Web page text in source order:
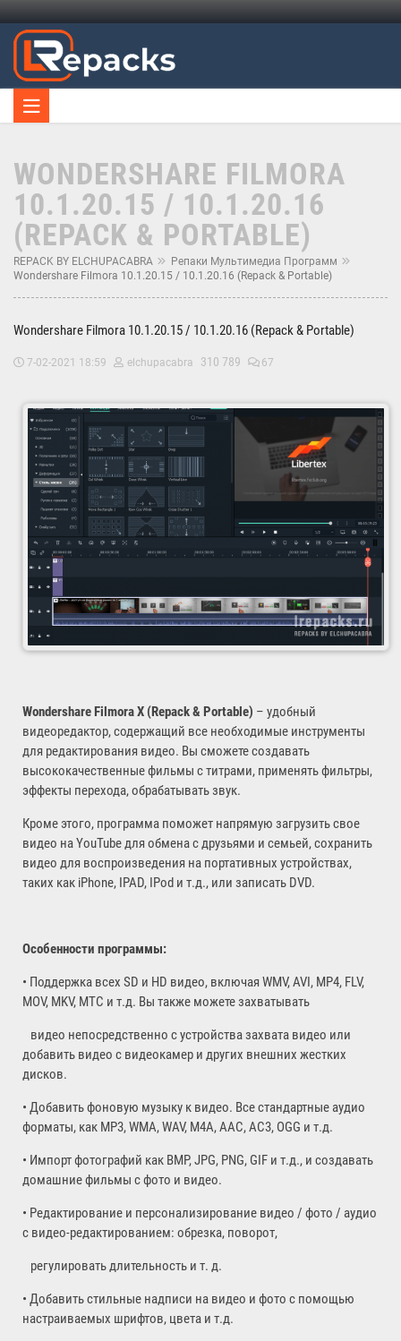
WONDERSHARE FILMORA
10.1.20.15 / 10.1.20.16
(REPACK & PORTABLE)
REPACK BY ELCHUPACABRA
Репаки Мультимедиа Программ
Wondershare Filmora 10.1.20.15 / 10.1.20.16 (Repack & Portable)
Wondershare Filmora 10.1.20.15 / 10.1.20.16 (Repack & Portable)
7-02-2021 18:59 elchupacabra 310 789 67
Wondershare Filmora X (Repack & Portable) – удобный
видеоредактор, содержащий все необходимые инструменты
для редактирования видео. Вы сможете создавать
высококачественные фильмы с титрами, применять фильтры,
эффекты перехода, обрабатывать звук.
Кроме этого, программа поможет напрямую загрузить свое
видео на YouTube для обмена с друзьями и семьей, сохранить
видео для воспроизведения на портативных устройствах,
таких как iPhone, IPAD, IPod и т.д., или записать DVD.
Особенности программы:
• Поддержка всех SD и HD видео, включая WMV, AVI, MP4, FLV,
MOV, MKV, МТС и т.д. Вы также можете захватывать
видео непосредственно с устройства захвата видео или
добавить видео с видеокамер и других внешних жестких
дисков.
• Добавить фоновую музыку к видео. Все стандартные аудио
форматы, как MP3, WMA, WAV, M4A, AAC, AC3, OGG и т.д.
• Импорт фотографий как BMP, JPG, PNG, GIF и т.д., и создавать
домашние фильмы с фото и видео.
• Редактирование и персонализирование видео / фото / аудио
с видео-редактированием: обрезка, поворот,
регулировать длительность и т. д.
• Добавить стильные надписи на видео и фото с помощью
настраиваемых шрифтов, цвета и т.д.